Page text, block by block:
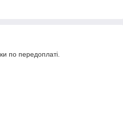
по передоплаті.